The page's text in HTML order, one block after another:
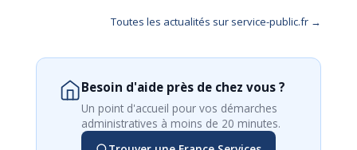
Toutes les actualités sur service-public.fr →
Besoin d'aide près de chez vous ?
Un point d'accueil pour vos démarches
administratives à moins de 20 minutes.